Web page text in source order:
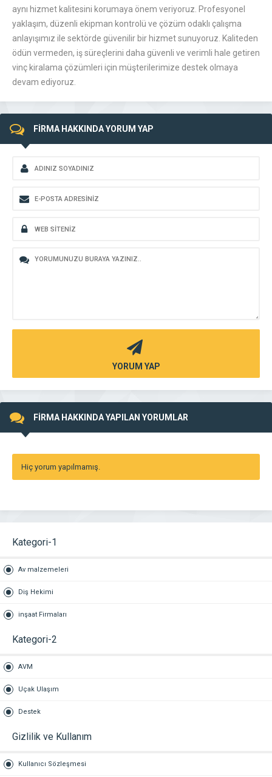
aynı hizmet kalitesini korumaya önem veriyoruz. Profesyonel
yaklaşım, düzenli ekipman kontrolü ve çözüm odaklı çalışma
anlayışımız ile sektörde güvenilir bir hizmet sunuyoruz. Kaliteden
ödün vermeden, iş süreçlerini daha güvenli ve verimli hale getiren
vinç kiralama çözümleri için müşterilerimize destek olmaya
devam ediyoruz.
FİRMA HAKKINDA YORUM YAP
YORUM YAP
FİRMA HAKKINDA YAPILAN YORUMLAR
Hiç yorum yapılmamış.
Kategori-1
Av malzemeleri
Diş Hekimi
inşaat Firmaları
Kategori-2
AVM
Uçak Ulaşım
Destek
Gizlilik ve Kullanım
Kullanıcı Sözleşmesi